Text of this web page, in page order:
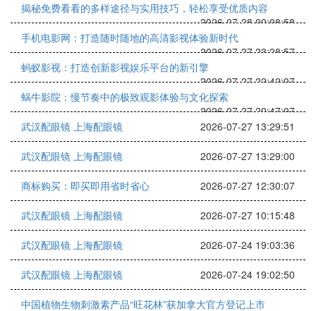
揭秘免费看看的多样途径与实用技巧，轻松享受优质内容
2026-07-28 00:08:58
手机电影网：打造随时随地的高清影视体验新时代
2026-07-27 23:28:57
蚂蚁影视：打造创新影视娱乐平台的新引擎
2026-07-27 22:42:07
蜗牛影院：慢节奏中的极致观影体验与文化探索
2026-07-27 20:47:07
武汉配眼镜 上海配眼镜
2026-07-27 13:29:51
武汉配眼镜 上海配眼镜 2026-07-27 13:29:00
商标购买：即买即用省时省心 2026-07-27 12:30:07
武汉配眼镜 上海配眼镜 2026-07-27 10:15:48
武汉配眼镜 上海配眼镜 2026-07-24 19:03:36
武汉配眼镜 上海配眼镜 2026-07-24 19:02:50
中国植物生物刺激素产品“旺花林”获加拿大官方登记上市